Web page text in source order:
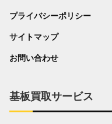
プライバシーポリシー
サイトマップ
お問い合わせ
基板買取サービス